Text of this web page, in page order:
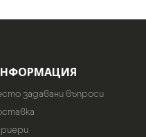
задавани въпроси